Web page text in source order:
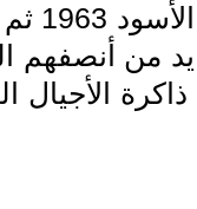
14 تموز اغتيلت
يد من أنصفهم
الأجيال